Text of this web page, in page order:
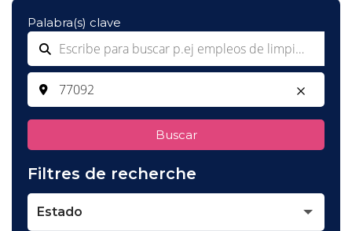
Palabra(s) clave
Buscar
Filtres de recherche
Estado